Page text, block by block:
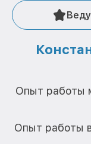
Опыт работы
Опыт работы